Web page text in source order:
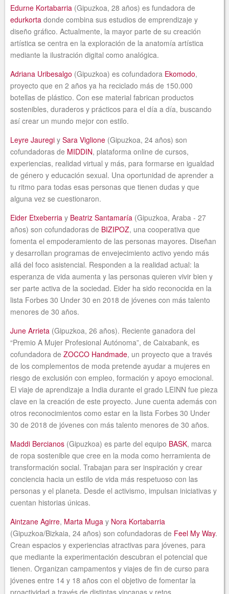
Edurne Kortabarria (Gipuzkoa, 28 años) es fundadora de
edurkorta donde combina sus estudios de emprendizaje y
diseño gráfico. Actualmente, la mayor parte de su creación
artística se centra en la exploración de la anatomía artística
mediante la ilustración digital como analógica.
Adriana Uribesalgo (Gipuzkoa) es cofundadora Ekomodo,
proyecto que en 2 años ya ha reciclado más de 150.000
botellas de plástico. Con ese material fabrican productos
sostenibles, duraderos y prácticos para el día a día, buscando
así crear un mundo mejor con estilo.
Leyre Jauregi y Sara Viglione (Gipuzkoa, 24 años) son
cofundadoras de MIDDIN, plataforma online de cursos,
experiencias, realidad virtual y más, para formarse en igualdad
de género y educación sexual. Una oportunidad de aprender a
tu ritmo para todas esas personas que tienen dudas y que
alguna vez se cuestionaron.
Eider Etxeberria y Beatriz Santamaría (Gipuzkoa, Araba - 27
años) son cofundadoras de BIZIPOZ, una cooperativa que
fomenta el empoderamiento de las personas mayores. Diseñan
y desarrollan programas de envejecimiento activo yendo más
allá del foco asistencial. Responden a la realidad actual: la
esperanza de vida aumenta y las personas quieren vivir bien y
ser parte activa de la sociedad. Eider ha sido reconocida en la
lista Forbes 30 Under 30 en 2018 de jóvenes con más talento
menores de 30 años.
June Arrieta (Gipuzkoa, 26 años). Reciente ganadora del
“Premio A Mujer Profesional Autónoma”, de Caixabank, es
cofundadora de ZOCCO Handmade, un proyecto que a través
de los complementos de moda pretende ayudar a mujeres en
riesgo de exclusión con empleo, formación y apoyo emocional.
El viaje de aprendizaje a India durante el grado LEINN fue pieza
clave en la creación de este proyecto. June cuenta además con
otros reconocimientos como estar en la lista Forbes 30 Under
30 de 2018 de jóvenes con más talento menores de 30 años.
Maddi Bercianos (Gipuzkoa) es parte del equipo BASK, marca
de ropa sostenible que cree en la moda como herramienta de
transformación social. Trabajan para ser inspiración y crear
conciencia hacia un estilo de vida más respetuoso con las
personas y el planeta. Desde el activismo, impulsan iniciativas y
cuentan historias únicas.
Aintzane Agirre, Marta Muga y Nora Kortabarria
(Gipuzkoa/Bizkaia, 24 años) son cofundadoras de Feel My Way.
Crean espacios y experiencias atractivas para jóvenes, para
que mediante la experimentación descubran el potencial que
tienen. Organizan campamentos y viajes de fin de curso para
jóvenes entre 14 y 18 años con el objetivo de fomentar la
proactividad a través de distintas yincanas y retos.